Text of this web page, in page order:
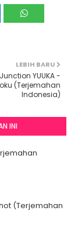
LEBIH BARU
YUUKA -
(Terjemahan
Indonesia)
INI
(Terjemahan